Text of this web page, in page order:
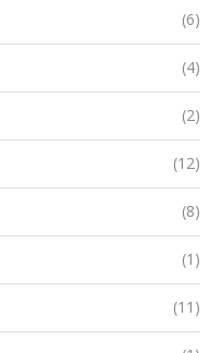
(6)
(4)
(2)
(12)
(8)
(1)
(11)